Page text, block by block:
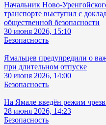
Начальник Ново-
транспорте выступил с
общественной безопасности
30 июня 2026, 15:10
Безопасность
Ямальцев предупредили о
при длительном отпуске
30 июня 2026, 14:00
Безопасность
На Ямале введён режим
28 июня 2026, 14:23
Безопасность